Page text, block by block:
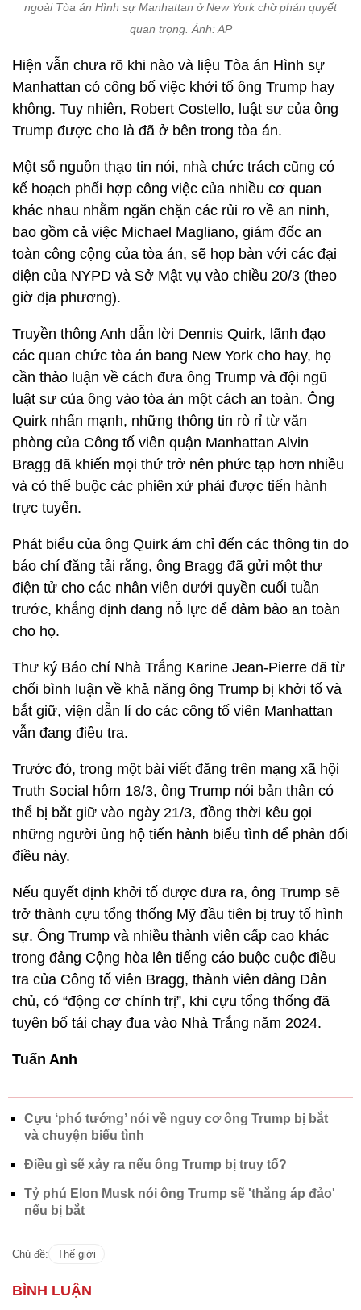
ngoài Tòa án Hình sự Manhattan ở New York chờ phán quyết
quan trọng. Ảnh: AP
Hiện vẫn chưa rõ khi nào và liệu Tòa án Hình sự
Manhattan có công bố việc khởi tố ông Trump hay
không. Tuy nhiên, Robert Costello, luật sư của ông
Trump được cho là đã ở bên trong tòa án.
Một số nguồn thạo tin nói, nhà chức trách cũng có
kế hoạch phối hợp công việc của nhiều cơ quan
khác nhau nhằm ngăn chặn các rủi ro về an ninh,
bao gồm cả việc Michael Magliano, giám đốc an
toàn công cộng của tòa án, sẽ họp bàn với các đại
diện của NYPD và Sở Mật vụ vào chiều 20/3 (theo
giờ địa phương).
Truyền thông Anh dẫn lời Dennis Quirk, lãnh đạo
các quan chức tòa án bang New York cho hay, họ
cần thảo luận về cách đưa ông Trump và đội ngũ
luật sư của ông vào tòa án một cách an toàn. Ông
Quirk nhấn mạnh, những thông tin rò rỉ từ văn
phòng của Công tố viên quận Manhattan Alvin
Bragg đã khiến mọi thứ trở nên phức tạp hơn nhiều
và có thể buộc các phiên xử phải được tiến hành
trực tuyến.
Phát biểu của ông Quirk ám chỉ đến các thông tin do
báo chí đăng tải rằng, ông Bragg đã gửi một thư
điện tử cho các nhân viên dưới quyền cuối tuần
trước, khẳng định đang nỗ lực để đảm bảo an toàn
cho họ.
Thư ký Báo chí Nhà Trắng Karine Jean-Pierre đã từ
chối bình luận về khả năng ông Trump bị khởi tố và
bắt giữ, viện dẫn lí do các công tố viên Manhattan
vẫn đang điều tra.
Trước đó, trong một bài viết đăng trên mạng xã hội
Truth Social hôm 18/3, ông Trump nói bản thân có
thể bị bắt giữ vào ngày 21/3, đồng thời kêu gọi
những người ủng hộ tiến hành biểu tình để phản đối
điều này.
Nếu quyết định khởi tố được đưa ra, ông Trump sẽ
trở thành cựu tổng thống Mỹ đầu tiên bị truy tố hình
sự. Ông Trump và nhiều thành viên cấp cao khác
trong đảng Cộng hòa lên tiếng cáo buộc cuộc điều
tra của Công tố viên Bragg, thành viên đảng Dân
chủ, có “động cơ chính trị”, khi cựu tổng thống đã
tuyên bố tái chạy đua vào Nhà Trắng năm 2024.
Tuấn Anh
Cựu ‘phó tướng’ nói về nguy cơ ông Trump bị bắt
và chuyện biểu tình
Điều gì sẽ xảy ra nếu ông Trump bị truy tố?
Tỷ phú Elon Musk nói ông Trump sẽ 'thắng áp đảo'
nếu bị bắt
Chủ đề: Thế giới